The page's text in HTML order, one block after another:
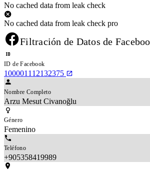
No cached data from leak check
No cached data from leak check pro
Filtración de Datos de
ID de Facebook
100001112132375
Nombre Completo
Arzu Mesut Civanoğlu
Género
Femenino
Teléfono
+905358419989